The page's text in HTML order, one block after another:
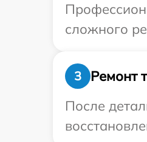
сложного
3
Ремонт
После